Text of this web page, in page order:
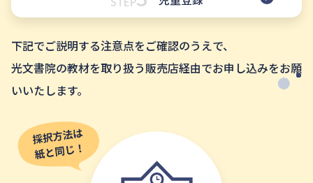
下記でご説明する注意点をご確認のうえで、
光文書院の教材を取り扱う販売店経由でお申し込みをお願
いいたします。